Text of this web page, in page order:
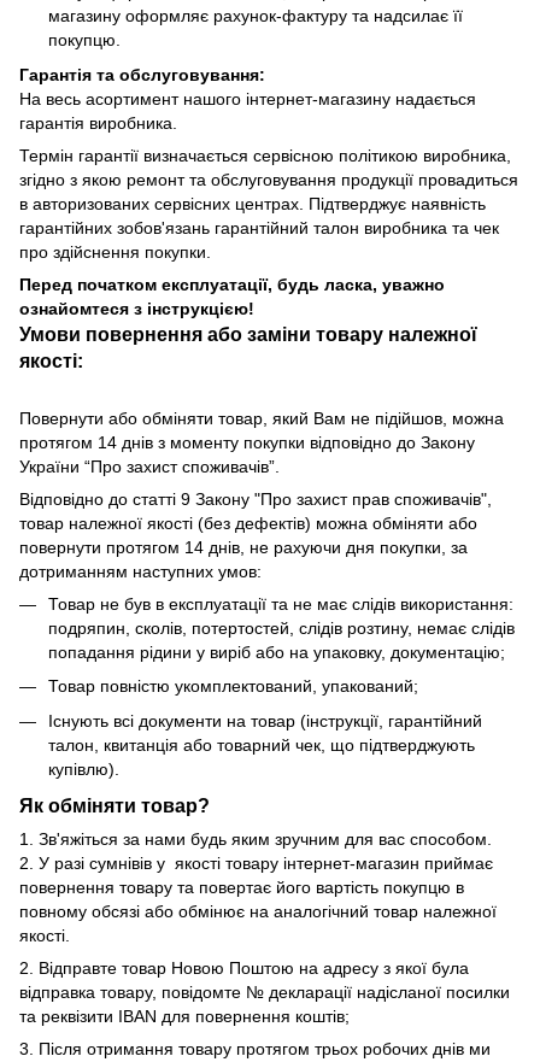
магазину оформляє рахунок-фактуру та надсилає її
покупцю.
Гарантія та обслуговування:
На весь асортимент нашого інтернет-магазину надається
гарантія виробника.
Термін гарантії визначається сервісною політикою виробника,
згідно з якою ремонт та обслуговування продукції провадиться
в авторизованих сервісних центрах. Підтверджує наявність
гарантійних зобов'язань гарантійний талон виробника та чек
про здійснення покупки.
Перед початком експлуатації, будь ласка, уважно
ознайомтеся з інструкцією!
Умови повернення або заміни товару належної
якості:
Повернути або обміняти товар, який Вам не підійшов, можна
протягом 14 днів з моменту покупки відповідно до Закону
України “Про захист споживачів”.
Відповідно до статті 9 Закону "Про захист прав споживачів",
товар належної якості (без дефектів) можна обміняти або
повернути протягом 14 днів, не рахуючи дня покупки, за
дотриманням наступних умов:
Товар не був в експлуатації та не має слідів використання:
подряпин, сколів, потертостей, слідів розтину, немає слідів
попадання рідини у виріб або на упаковку, документацію;
Товар повністю укомплектований, упакований;
Існують всі документи на товар (інструкції, гарантійний
талон, квитанція або товарний чек, що підтверджують
купівлю).
Як обміняти товар?
1. Зв'яжіться за нами будь яким зручним для вас способом.
2. У разі сумнівів у якості товару інтернет-магазин приймає
повернення товару та повертає його вартість покупцю в
повному обсязі або обмінює на аналогічний товар належної
якості.
2. Відправте товар Новою Поштою на адресу з якої була
відправка товару, повідомте № декларації надісланої посилки
та реквізити IBAN для повернення коштів;
3. Після отримання товару протягом трьох робочих днів ми